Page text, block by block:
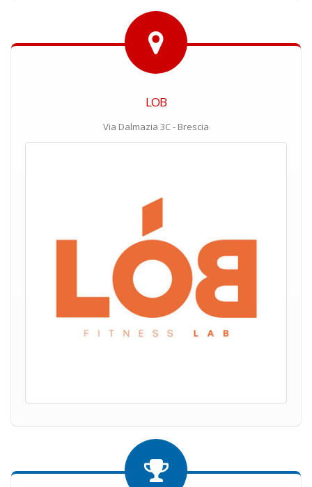
LOB
Via Dalmazia 3C - Brescia